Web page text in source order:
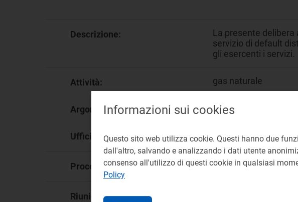
Descrizione:
La presente
servizio di default
gli esercenti i servizi.
Attività: gas naturale
Argomento: Servizi di ultima
Ufficio responsabile: DMRT Direzione
Procedimento: DCO 105/2022/R/
Riunione:
Informazioni sui cookies
Questo sito web utilizza cookie. Questi hanno due
dall'altro, salvando e analizzando i dati utente
consenso all'utilizzo di questi cookie in qualsiasi
Policy